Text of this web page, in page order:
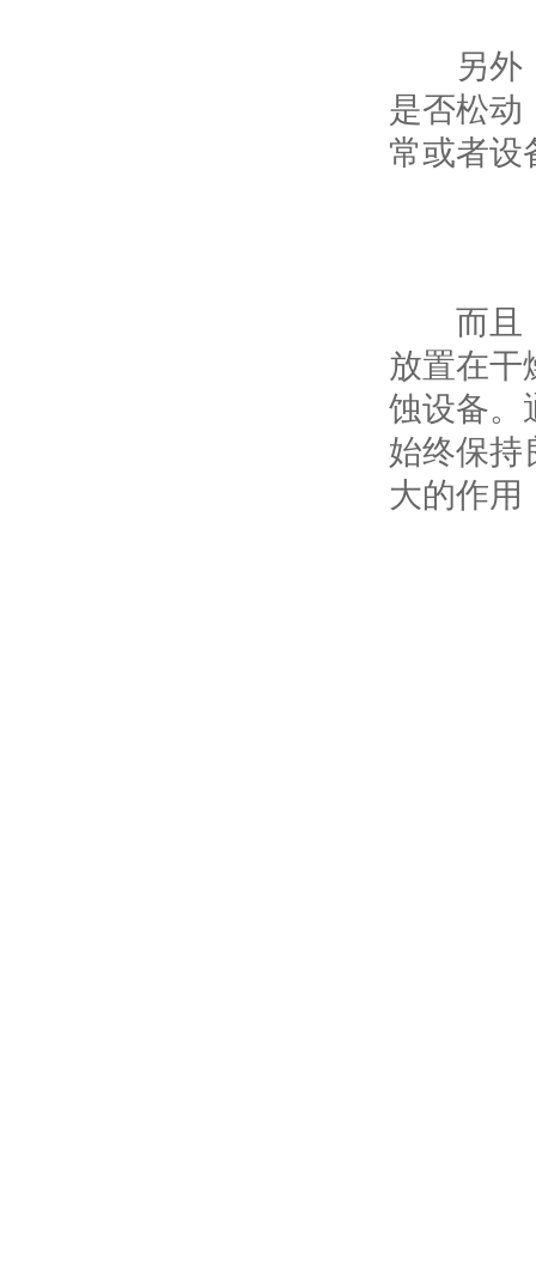
另外，
是否松动
常或者设
而且，
放置在干
蚀设备。
始终保持
大的作用